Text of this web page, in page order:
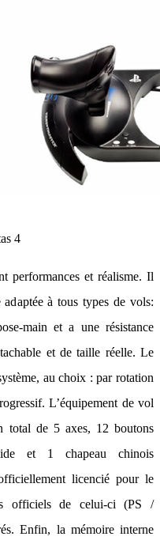
4
performances et réalisme. Il
à tous types de vols:
main et a une résistance
et de taille réelle. Le
au choix : par rotation
L’équipement de vol
total de 5 axes, 12 boutons
et 1 chapeau chinois
licencié pour le
officiels de celui-ci (PS /
Enfin, la mémoire interne